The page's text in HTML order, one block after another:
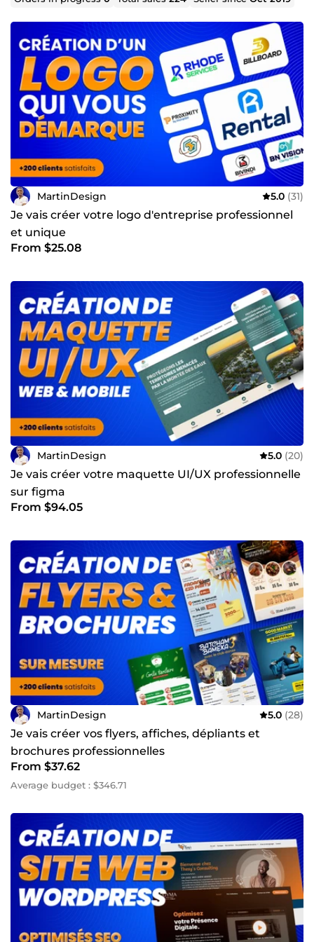
💬 Pas encore sûr(e) de ce dont vous avez besoin ?
Décrivez-moi votre projet en message, je vous propose la
meilleure solution et un devis clair sous 24h. Aucun
engagement.
MartinDesign 5.0 (31)
Je vais créer votre logo d'entreprise professionnel
et unique
From $25.08
MartinDesign 5.0 (20)
Je vais créer votre maquette UI/UX professionnelle
sur figma
From $94.05
MartinDesign 5.0 (28)
Je vais créer vos flyers, affiches, dépliants et
brochures professionnelles
From $37.62
Average budget : $346.71